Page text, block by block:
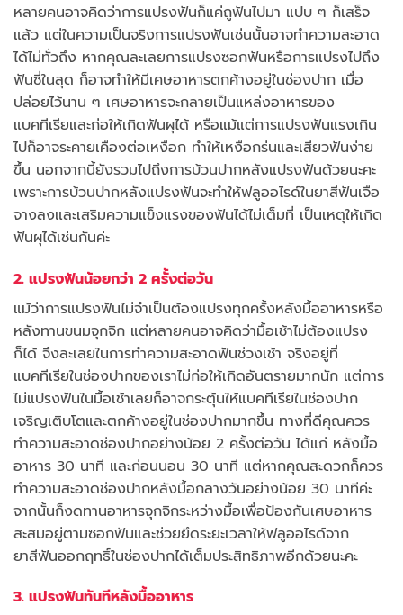
หลายคนอาจคิดว่าการแปรงฟันก็แค่ถูฟันไปมา แปบ ๆ ก็เสร็จ
แล้ว แต่ในความเป็นจริงการแปรงฟันเช่นนั้นอาจทำความสะอาด
ได้ไม่ทั่วถึง หากคุณละเลยการแปรงซอกฟันหรือการแปรงไปถึง
ฟันซี่ในสุด ก็อาจทำให้มีเศษอาหารตกค้างอยู่ในช่องปาก เมื่อ
ปล่อยไว้นาน ๆ เศษอาหารจะกลายเป็นแหล่งอาหารของ
แบคทีเรียและก่อให้เกิดฟันผุได้ หรือแม้แต่การแปรงฟันแรงเกิน
ไปก็อาจระคายเคืองต่อเหงือก ทำให้เหงือกร่นและเสียวฟันง่าย
ขึ้น นอกจากนี้ยังรวมไปถึงการบ้วนปากหลังแปรงฟันด้วยนะคะ
เพราะการบ้วนปากหลังแปรงฟันจะทำให้ฟลูออไรด์ในยาสีฟันเจือ
จางลงและเสริมความแข็งแรงของฟันได้ไม่เต็มที่ เป็นเหตุให้เกิด
ฟันผุได้เช่นกันค่ะ
2. แปรงฟันน้อยกว่า 2 ครั้งต่อวัน
แม้ว่าการแปรงฟันไม่จำเป็นต้องแปรงทุกครั้งหลังมื้ออาหารหรือ
หลังทานขนมจุกจิก แต่หลายคนอาจคิดว่ามื้อเช้าไม่ต้องแปรง
ก็ได้ จึงละเลยในการทำความสะอาดฟันช่วงเช้า จริงอยู่ที่
แบคทีเรียในช่องปากของเราไม่ก่อให้เกิดอันตรายมากนัก แต่การ
ไม่แปรงฟันในมื้อเช้าเลยก็อาจกระตุ้นให้แบคทีเรียในช่องปาก
เจริญเติบโตและตกค้างอยู่ในช่องปากมากขึ้น ทางที่ดีคุณควร
ทำความสะอาดช่องปากอย่างน้อย 2 ครั้งต่อวัน ได้แก่ หลังมื้อ
อาหาร 30 นาที และก่อนนอน 30 นาที แต่หากคุณสะดวกก็ควร
ทำความสะอาดช่องปากหลังมื้อกลางวันอย่างน้อย 30 นาทีค่ะ
จากนั้นก็งดทานอาหารจุกจิกระหว่างมื้อเพื่อป้องกันเศษอาหาร
สะสมอยู่ตามซอกฟันและช่วยยึดระยะเวลาให้ฟลูออไรด์จาก
ยาสีฟันออกฤทธิ์ในช่องปากได้เต็มประสิทธิภาพอีกด้วยนะคะ
3. แปรงฟันทันทีหลังมื้ออาหาร